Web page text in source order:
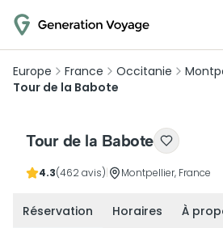
Europe France Occitanie
Tour de la Babote
Tour de la Babote
4.3(462 avis) Montpellier, France
Réservation Horaires À